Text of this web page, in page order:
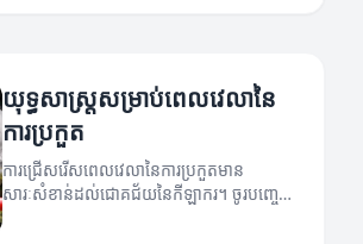
យុទ្ធសាស្ត្រសម្រាប់ពេលវេលានៃ
ការប្រកួត
ការជ្រើសរើសពេលវេលានៃការប្រកួតមាន
សារៈសំខាន់ដល់ជោគជ័យនៃកីឡាករ។ ចូរបញ្ចេញ
យុទ្ធសាស្ត្រនានាដែលអាចជួយអ្នកប្រកួតឱ្យមាន